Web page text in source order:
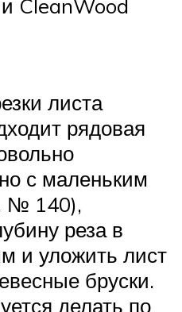
CleanWood
листа
рядовая
с маленьким
№ 140),
реза в
и уложить лист
бруски.
делать по